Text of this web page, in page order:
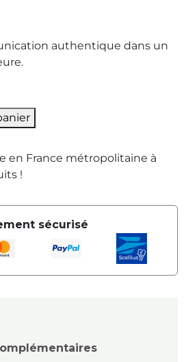
authentique dans un
en France métropolitaine à
!
sécurisé